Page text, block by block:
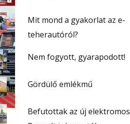
Mit mond a gyakorlat az e-
teherautóról?
Nem fogyott, gyarapodott!
Gördülő emlékmű
Befutottak az új elektromos